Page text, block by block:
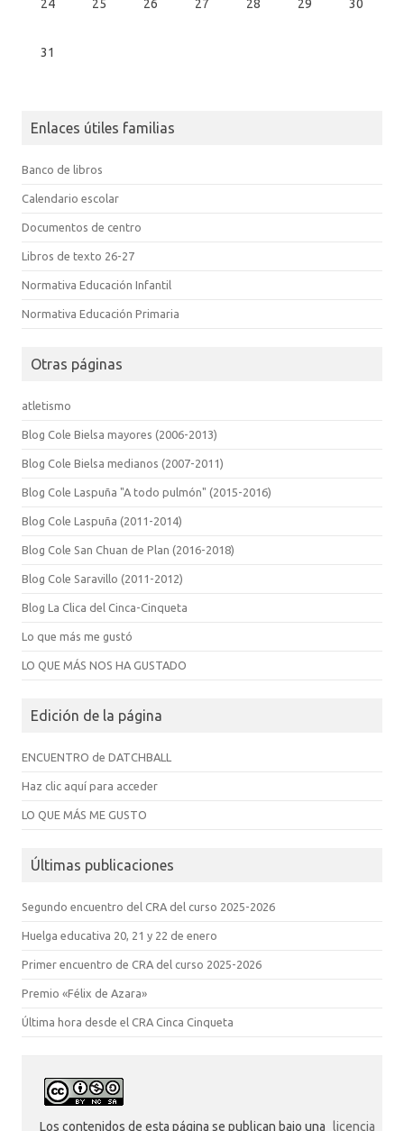
24 25 26 27 28 29 30
31
Enlaces útiles familias
Banco de libros
Calendario escolar
Documentos de centro
Libros de texto 26-27
Normativa Educación Infantil
Normativa Educación Primaria
Otras páginas
atletismo
Blog Cole Bielsa mayores (2006-2013)
Blog Cole Bielsa medianos (2007-2011)
Blog Cole Laspuña "A todo pulmón" (2015-2016)
Blog Cole Laspuña (2011-2014)
Blog Cole San Chuan de Plan (2016-2018)
Blog Cole Saravillo (2011-2012)
Blog La Clica del Cinca-Cinqueta
Lo que más me gustó
LO QUE MÁS NOS HA GUSTADO
Edición de la página
ENCUENTRO de DATCHBALL
Haz clic aquí para acceder
LO QUE MÁS ME GUSTO
Últimas publicaciones
Segundo encuentro del CRA del curso 2025-2026
Huelga educativa 20, 21 y 22 de enero
Primer encuentro de CRA del curso 2025-2026
Premio «Félix de Azara»
Última hora desde el CRA Cinca Cinqueta
Los contenidos de esta página se publican bajo una licencia